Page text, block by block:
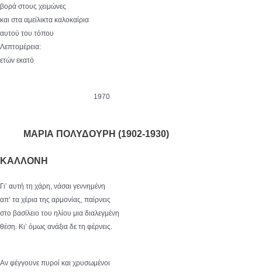
βορά στους χειμώνες
και στα αμείλικτα καλοκαίρια
αυτού του τόπου
Λεπτομέρεια:
ετών εκατό
1970
ΜΑΡΙΑ ΠΟΛΥΔΟΥΡΗ (1902-1930)
ΚΑΛΛΟΝΗ
Γι’ αυτή τη χάρη, νάσαι γεννημένη
απ’ τα χέρια της αρμονίας, παίρνεις
στο βασίλειο του ηλίου μια διαλεγμένη
θέση. Κι’ όμως ανάξια δε τη φέρνεις.
Αν φέγγουνε πυροί και χρυσωμένοι